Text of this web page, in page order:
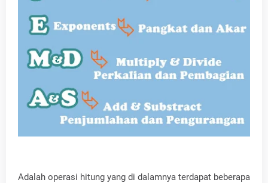
Adalah operasi hitung yang di dalamnya terdapat beberapa